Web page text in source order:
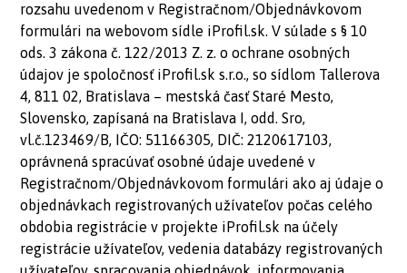
rozsahu uvedenom v Registračnom/Objednávkovom
formulári na webovom sídle iProfil.sk. V súlade s § 10
ods. 3 zákona č. 122/2013 Z. z. o ochrane osobných
údajov je spoločnosť iProfil.sk s.r.o., so sídlom Tallerova
4, 811 02, Bratislava – mestská časť Staré Mesto,
Slovensko, zapísaná na Bratislava I, odd. Sro,
vl.č.123469/B, IČO: 51166305, DIČ: 2120617103,
oprávnená spracúvať osobné údaje uvedené v
Registračnom/Objednávkovom formulári ako aj údaje o
objednávkach registrovaných užívateľov počas celého
obdobia registrácie v projekte iProfil.sk na účely
registrácie užívateľov, vedenia databázy registrovaných